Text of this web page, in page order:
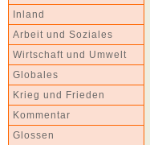
Inland
Arbeit und Soziales
Wirtschaft und Umwelt
Globales
Krieg und Frieden
Kommentar
Glossen